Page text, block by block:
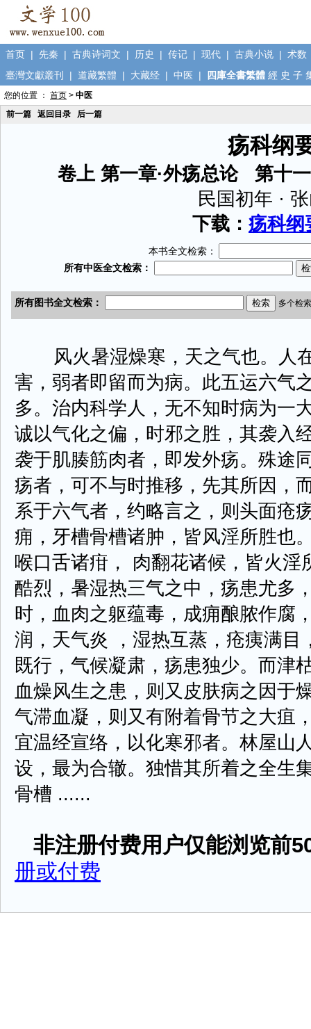
首页 | 先秦 | 古典诗词文 | 历史 | 传记 | 现代 | 古典小说 | 术数
臺灣文獻叢刊
| 道藏繁體 | 大藏经 | 中医 | 四庫全書繁體 經 史 子
您的位置 ： 首页 > 中医
前一篇
返回目录 后一篇
疡科纲
卷上 第一章·外疡总论 第十
民国初年 ·
下载： 疡科
本书全文检索：
风火暑湿燥寒，天之气也。人
害，弱者即留而为病。此五运六气
多。治内科学人，无不知时病为一
诚以气化之偏，时邪之胜，其袭入
袭于肌腠筋肉者，即发外疡。殊途
疡者，可不与时推移，先其所因，
系于六气者，约略言之，则头面疮
痈，牙槽骨槽诸肿，皆风淫所胜也
喉口舌诸疳， 肉翻花诸候，皆火淫
酷烈，暑湿热三气之中，疡患尤多
时，血肉之躯蕴毒，成痈酿脓作腐
润，天气炎 ，湿热互蒸，疮痍满目
既行，气候凝肃，疡患独少。而津
血燥风生之患，则又皮肤病之因于
气滞血凝，则又有附着骨节之大疽
宜温经宣络，以化寒邪者。林屋山
设，最为合辙。独惜其所着之全生
骨槽 ......
非注册付费用户仅能浏览前
册或付费